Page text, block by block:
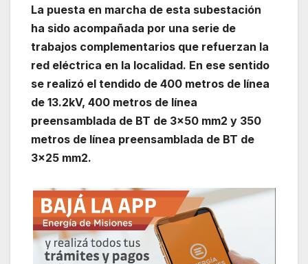
La puesta en marcha de esta subestación
ha sido acompañada por una serie de
trabajos complementarios que refuerzan la
red eléctrica en la localidad. En ese sentido
se realizó el tendido de 400 metros de línea
de 13.2kV, 400 metros de línea
preensamblada de BT de 3×50 mm2 y 350
metros de línea preensamblada de BT de
3×25 mm2.